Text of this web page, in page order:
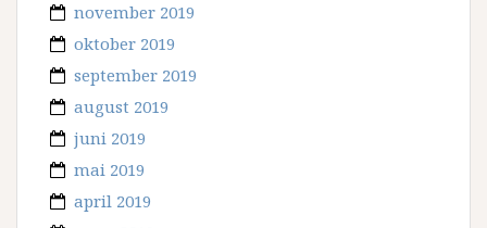
november 2019
oktober 2019
september 2019
august 2019
juni 2019
mai 2019
april 2019